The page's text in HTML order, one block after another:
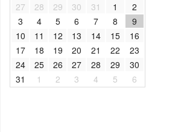
27
28 29 30 31 1
2
3
4 5 6 7 8
9
10
11 12 13 14 15
16
17
18 19 20 21 22
23
24
25 26 27 28 29
30
31
1 2 3 4 5 6